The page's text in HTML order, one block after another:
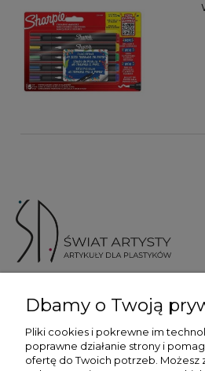
Więcej informacji
Dbamy o Twoją
Pliki cookies i pokrewne im
poprawne działanie strony i
ofertę do Twoich potrzeb. Możesz